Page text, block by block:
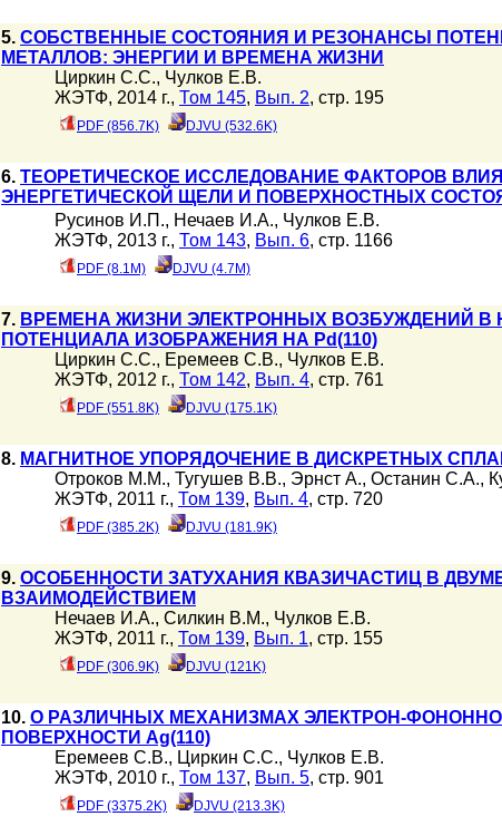
5. СОБСТВЕННЫЕ СОСТОЯНИЯ И РЕЗОНАНСЫ
МЕТАЛЛОВ: ЭНЕРГИИ И ВРЕМЕНА ЖИЗНИ
Циркин С.С., Чулков Е.В.
ЖЭТФ, 2014 г., Том 145, Вып. 2, стр. 195
PDF (856.7K) DJVU (532.6K)
6. ТЕОРЕТИЧЕСКОЕ ИССЛЕДОВАНИЕ ФАКТОРОВ
ЭНЕРГЕТИЧЕСКОЙ ЩЕЛИ И ПОВЕРХНОСТНЫХ
Русинов И.П., Нечаев И.А., Чулков Е.В.
ЖЭТФ, 2013 г., Том 143, Вып. 6, стр. 1166
PDF (8.1M) DJVU (4.7M)
7. ВРЕМЕНА ЖИЗНИ ЭЛЕКТРОННЫХ ВОЗБУЖДЕНИЙ
ПОТЕНЦИАЛА ИЗОБРАЖЕНИЯ НА Pd(110)
Циркин С.С., Еремеев С.В., Чулков Е.В.
ЖЭТФ, 2012 г., Том 142, Вып. 4, стр. 761
PDF (551.8K) DJVU (175.1K)
8. МАГНИТНОЕ УПОРЯДОЧЕНИЕ В ДИСКРЕТНЫХ
Отроков М.М., Тугушев В.В., Эрнст А., Останин С.А.,
ЖЭТФ, 2011 г., Том 139, Вып. 4, стр. 720
PDF (385.2K) DJVU (181.9K)
9. ОСОБЕННОСТИ ЗАТУХАНИЯ КВАЗИЧАСТИЦ В
ВЗАИМОДЕЙСТВИЕМ
Нечаев И.А., Силкин В.М., Чулков Е.В.
ЖЭТФ, 2011 г., Том 139, Вып. 1, стр. 155
PDF (306.9K) DJVU (121K)
10. О РАЗЛИЧНЫХ МЕХАНИЗМАХ ЭЛЕКТРОН-
ПОВЕРХНОСТИ Ag(110)
Еремеев С.В., Циркин С.С., Чулков Е.В.
ЖЭТФ, 2010 г., Том 137, Вып. 5, стр. 901
PDF (3375.2K) DJVU (213.3K)